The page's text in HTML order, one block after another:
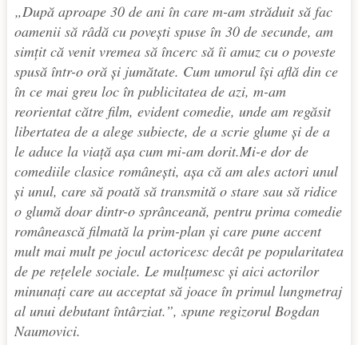
„După aproape 30 de ani în care m-am străduit să fac
oamenii să râdă cu povești spuse în 30 de secunde, am
simțit că venit vremea să încerc să îi amuz cu o poveste
spusă într-o oră și jumătate. Cum umorul își află din ce
în ce mai greu loc în publicitatea de azi, m-am
reorientat către film, evident comedie, unde am regăsit
libertatea de a alege subiecte, de a scrie glume și de a
le aduce la viață așa cum mi-am dorit.Mi-e dor de
comediile clasice românești, așa că am ales actori unul
și unul, care să poată să transmită o stare sau să ridice
o glumă doar dintr-o sprânceană, pentru prima comedie
românească filmată la prim-plan și care pune accent
mult mai mult pe jocul actoricesc decât pe popularitatea
de pe rețelele sociale. Le mulțumesc și aici actorilor
minunați care au acceptat să joace în primul lungmetraj
al unui debutant întârziat.”, spune regizorul Bogdan
Naumovici.